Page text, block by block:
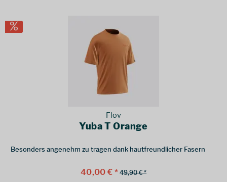
Flov
Yuba T Orange
Besonders angenehm zu tragen dank hautfreundlicher Fasern
40,00 € * 49,90 € *